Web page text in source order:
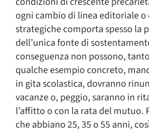
ogni cambio di linea editoriale o
strategiche comporta spesso la
dell’unica fonte di
conseguenza non possono,
qualche esempio concreto,
in gita scolastica, dovranno
vacanze o, peggio, saranno in
l’affitto o con la rata del mutuo.
che abbiano 25, 35 o 55 anni,